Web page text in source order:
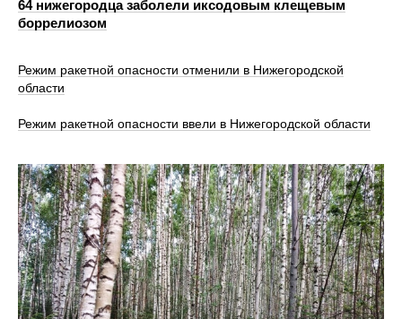
64 нижегородца заболели иксодовым клещевым
боррелиозом
Режим ракетной опасности отменили в Нижегородской
области
Режим ракетной опасности ввели в Нижегородской области